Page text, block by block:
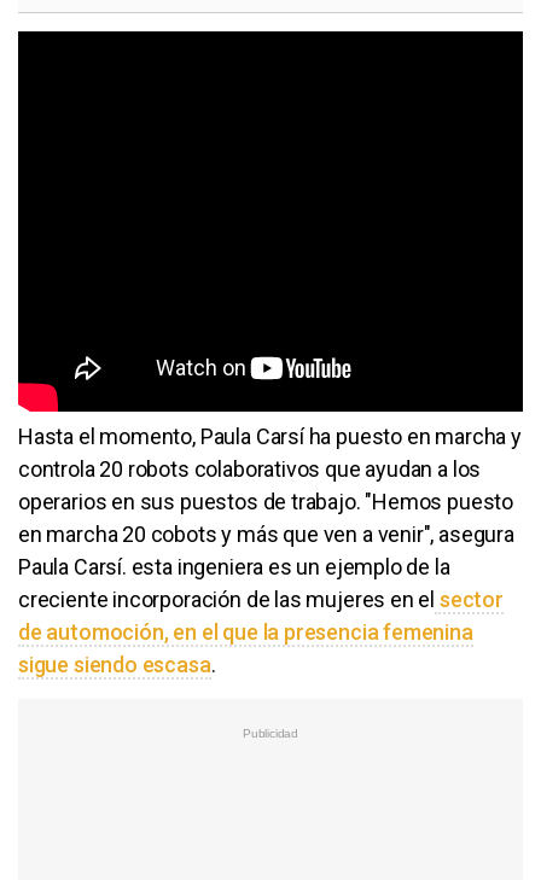
Hasta el momento, Paula Carsí ha puesto en marcha y
controla 20 robots colaborativos que ayudan a los
operarios en sus puestos de trabajo. "Hemos puesto
en marcha 20 cobots y más que ven a venir", asegura
Paula Carsí. esta ingeniera es un ejemplo de la
creciente incorporación de las mujeres en el sector
de automoción, en el que la presencia femenina
sigue siendo escasa.